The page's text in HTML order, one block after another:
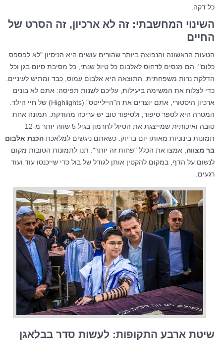
כל דקה.
השינוי המחשבתי: זה לא ארכיון, זה הסרט של
החיים
הטעות הראשונה והנפוצה ביותר שהורים עושים היא הניסיון "לא לפספס
כלום". הם מנסים לדחוס לאלבום כל טיול שנתי, כל מסיבת סיום בגן וכל
הדלקת נרות משפחתית. התוצאה היא אלבום עמוס, כבד ומתיש לעיניים.
כדי לצלוח את המשימה ביעילות, עליכם לשנות תפיסה: אתם לא בונים
ארכיון היסטורי, אתם יוצרים את ה"היילייטס" (Highlights) של חיי הילד.
המטרה היא לספר סיפור, ולסיפור טוב יש עריכה מהודקת. תמונה אחת
טובה ואיכותית שמייצגת את הטיול לחרמון בגיל 5 שווה יותר מ-12
תמונות בינוניות מאותו יום בדיוק. כשאתם ניגשים למלאכת הכנת אלבום
בר מצווה , אמצו את הכלל "פחות זה יותר". תנו לתמונות הטובות מקום
לנשום על הדף, במקום להקטין אותן לגודל של בול כדי שייכנסו עוד ועוד
רגעים.
שיטת ארבע התקופות: לעשות סדר בבלאגן